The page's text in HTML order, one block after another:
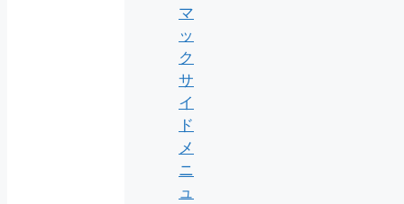
マ
ッ
ク
サ
イ
ド
メ
ニ
ュ